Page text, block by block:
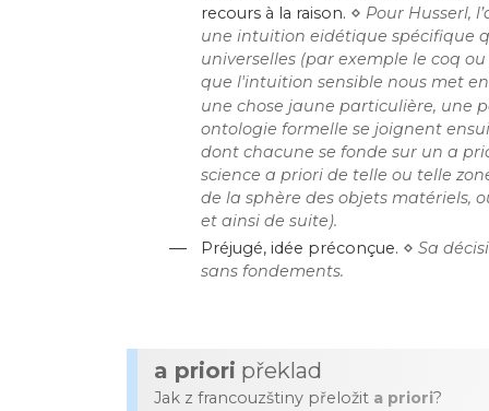
recours à la raison. ⋄ Pour Husserl,
une intuition eidétique spécifique
universelles (par exemple le coq
que l'intuition sensible nous met
une chose jaune particulière, une
ontologie formelle se joignent
dont chacune se fonde sur un a
science a priori de telle ou telle
de la sphère des objets matériels,
et ainsi de suite).
— Préjugé, idée préconçue. ⋄ Sa
sans fondements.
a priori překlad
Jak z francouzštiny přeložit a priori?